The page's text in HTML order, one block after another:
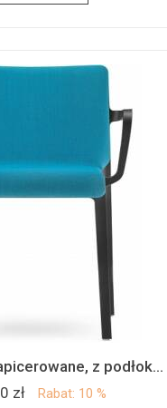
z podłok...
zł
Rabat: 10 %